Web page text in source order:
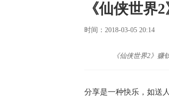
《仙侠世界
时间：2018-03-05 20:14
《仙侠世界2》赚
分享是一种快乐，如送